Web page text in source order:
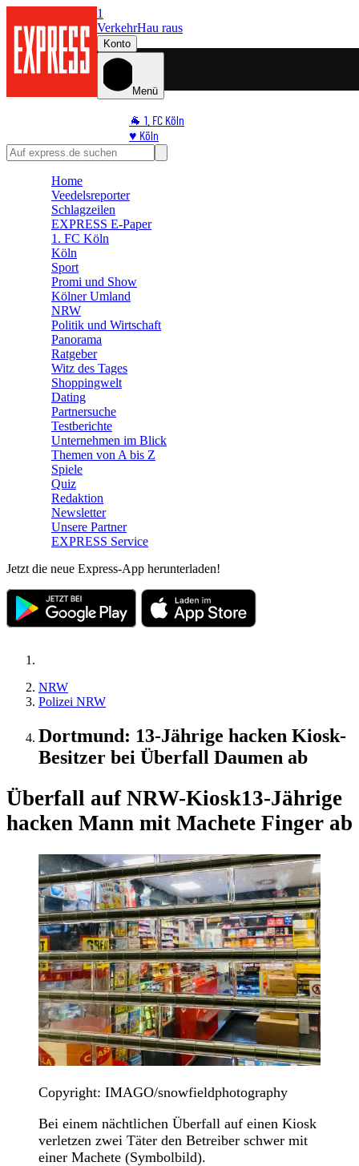
1
VerkehrHau raus
Konto
Menü
🐐 1. FC Köln
♥️ Köln
⭐ Promi
🛒 Shoppingwelt
Home
Veedelsreporter
Schlagzeilen
EXPRESS E-Paper
1. FC Köln
Köln
Sport
Promi und Show
Kölner Umland
NRW
Politik und Wirtschaft
Panorama
Ratgeber
Witz des Tages
Shoppingwelt
Dating
Partnersuche
Testberichte
Unternehmen im Blick
Themen von A bis Z
Spiele
Quiz
Redaktion
Newsletter
Unsere Partner
EXPRESS Service
Jetzt die neue Express-App herunterladen!
NRW
Polizei NRW
Dortmund: 13-Jährige hacken Kiosk-
Besitzer bei Überfall Daumen ab
Überfall auf NRW-Kiosk13-Jährige
hacken Mann mit Machete Finger ab
Copyright: IMAGO/snowfieldphotography
Bei einem nächtlichen Überfall auf einen Kiosk
verletzen zwei Täter den Betreiber schwer mit
einer Machete (Symbolbild).